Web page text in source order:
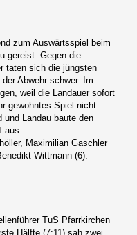
zum Auswärtsspiel beim
gereist. Gegen die
taten sich die jüngsten
Abwehr schwer. Im
weil die Landauer sofort
gewohntes Spiel nicht
Landau baute den
aus.
Maximilian Gaschler
Wittmann (6).
TuS Pfarrkirchen
Hälfte (7:11) sah zwei